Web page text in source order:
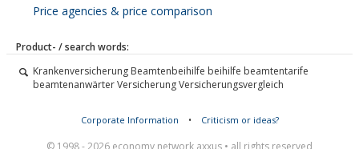
Price agencies & price comparison
Product- / search words:
Krankenversicherung Beamtenbeihilfe beihilfe beamtentarife
beamtenanwärter Versicherung Versicherungsvergleich
Corporate Information • Criticism or ideas?
© 1998 - 2026 economy network axxus • all rights reserved